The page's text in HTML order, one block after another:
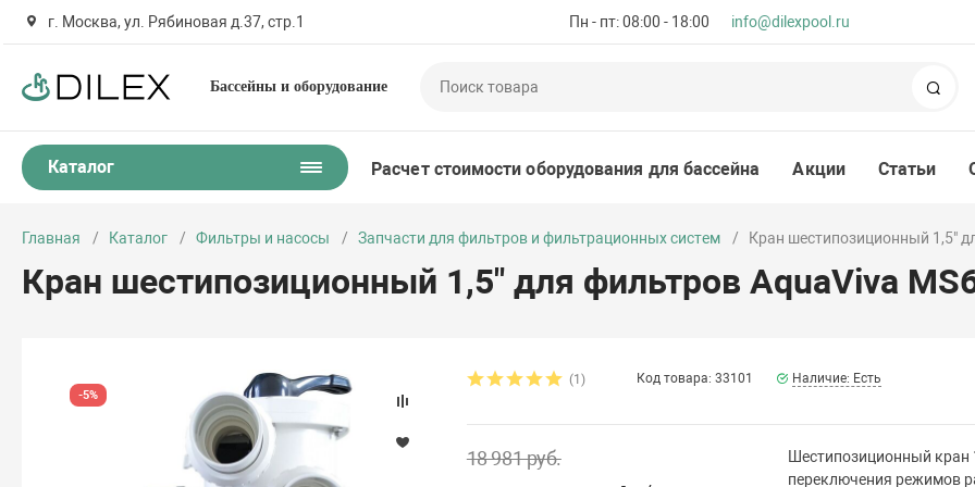
г. Москва, ул. Рябиновая д.37, стр.1 Пн - пт: 08:00 - 18:00 info@dilexpool.ru
Бассейны и оборудование
Каталог Расчет стоимости оборудования для бассейна Акции Статьи
Главная Каталог Фильтры и насосы Запчасти для фильтров и фильтрационных систем Кран шестипозиционный 1,5"
Кран шестипозиционный 1,5" для фильтров AquaViva
-5%
(1) Код товара: 33101 Наличие: Есть
18 981 руб.
Шестипозиционный
переключения режимов